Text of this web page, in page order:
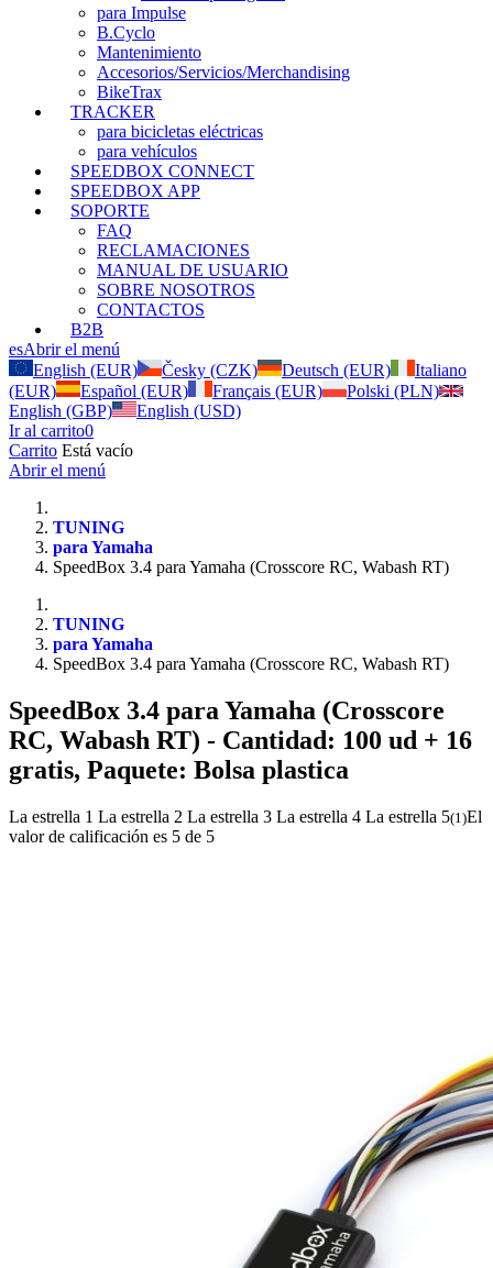
para Impulse
B.Cyclo
Mantenimiento
Accesorios/Servicios/Merchandising
BikeTrax
TRACKER
para bicicletas eléctricas
para vehículos
SPEEDBOX CONNECT
SPEEDBOX APP
SOPORTE
FAQ
RECLAMACIONES
MANUAL DE USUARIO
SOBRE NOSOTROS
CONTACTOS
B2B
esAbrir el menú
English (EUR)
Česky (CZK) Deutsch (EUR)
Italiano
(EUR)
Español (EUR) Français (EUR)
Polski (PLN)
English (GBP)
English (USD)
Ir al carrito0
Carrito Está vacío
Abrir el menú
TUNING
para Yamaha
SpeedBox 3.4 para Yamaha (Crosscore RC, Wabash RT)
TUNING
para Yamaha
SpeedBox 3.4 para Yamaha (Crosscore RC, Wabash RT)
SpeedBox 3.4 para Yamaha (Crosscore
RC, Wabash RT) - Cantidad: 100 ud + 16
gratis, Paquete: Bolsa plastica
La estrella 1 La estrella 2 La estrella 3 La estrella 4 La estrella 5(1 )El
valor de calificación es 5 de 5